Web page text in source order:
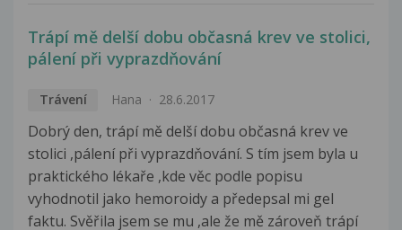
Trápí mě delší dobu občasná krev ve stolici,
pálení při vyprazdňování
Trávení Hana 28.6.2017
Dobrý den, trápí mě delší dobu občasná krev ve
stolici ,pálení při vyprazdňování. S tím jsem byla u
praktického lékaře ,kde věc podle popisu
vyhodnotil jako hemoroidy a předepsal mi gel
faktu. Svěřila jsem se mu ,ale že mě zároveň trápí